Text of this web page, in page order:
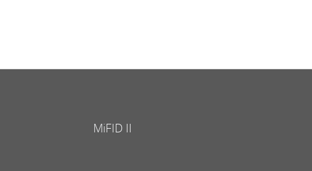
MiFID II